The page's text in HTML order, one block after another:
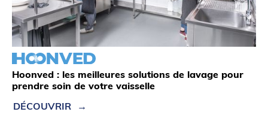
Hoonved : les meilleures solutions de lavage pour
prendre soin de votre vaisselle
DÉCOUVRIR